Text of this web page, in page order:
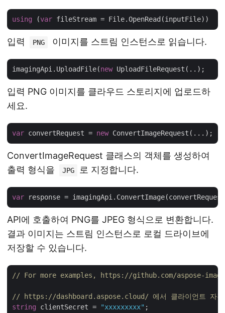
using (var
입력 PNG 이미지를 스트림 인스턴스로 읽습니다.
imagingApi.UploadFile(new
입력 PNG 이미지를 클라우드 스토리지에 업로드하
세요.
var convertRequest = new
ConvertImageRequest 클래스의 객체를 생성하여
출력 형식을
JPG 로 지정합니다.
var
API에 호출하여 PNG를 JPEG 형식으로 변환합니다.
결과 이미지는 스트림 인스턴스로 로컬 드라이브에
저장할 수 있습니다.
// For more examples, https://github.com/aspose-
// https://dashboard.aspose.cloud/ 에서 클라이언트 자격
string clientSecret = "xxxxxxxxx"